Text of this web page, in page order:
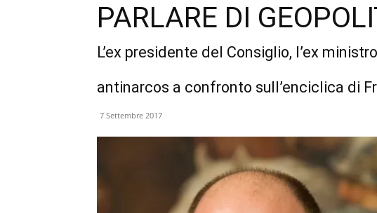
PARLARE DI
L’ex presidente del Consiglio, l’ex
antinarcos a confronto sull’enciclica di
7 Settembre 2017